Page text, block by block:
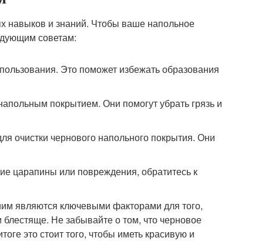
навыков и знаний. Чтобы ваше напольное
советам:
Это поможет избежать образования
покрытием. Они помогут убрать грязь и
очистки чернового напольного покрытия. Они
царапины или повреждения, обратитесь к
являются ключевыми факторами для того,
Не забывайте о том, что черновое
это стоит того, чтобы иметь красивую и